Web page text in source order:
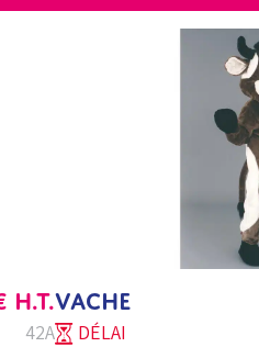
H.T.
42A
VACHE
DÉLAI